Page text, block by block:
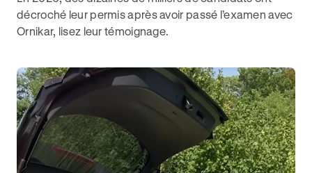
décroché leur permis après avoir passé l’examen avec
Ornikar, lisez leur témoignage.